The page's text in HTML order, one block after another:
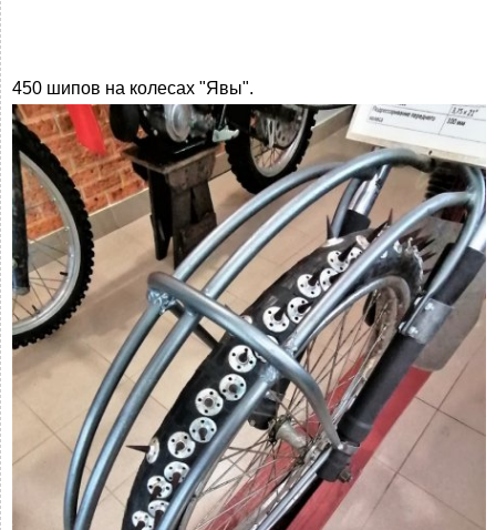
450 шипов на колесах "Явы".